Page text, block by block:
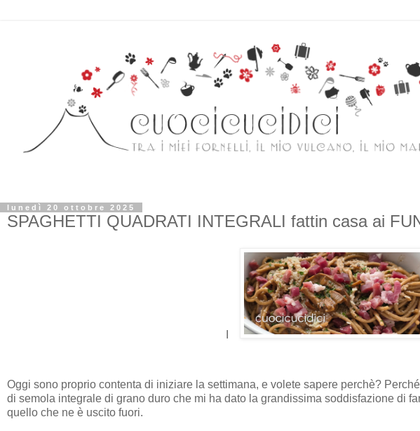
lunedì 20 ottobre 2025
SPAGHETTI QUADRATI INTEGRALI fattin casa ai
Oggi sono proprio contenta di iniziare la settimana, e volete sapere perchè?
di semola integrale di grano duro che mi ha dato la grandissima soddisfazione di
quello che ne è uscito fuori.